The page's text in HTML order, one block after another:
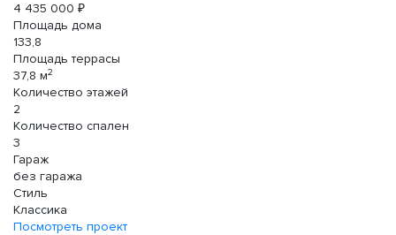
4 435 000 ₽
Площадь дома
133,8
Площадь террасы
37,8 м2
Количество этажей
2
Количество спален
3
Гараж
без гаража
Стиль
Классика
Посмотреть проект